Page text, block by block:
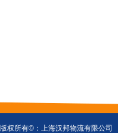
版权所有©： 上海汉邦物流有限公司